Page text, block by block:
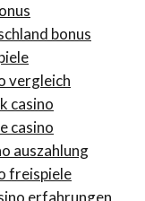
bonus
vergleich
casino
casino
auszahlung
freispiele